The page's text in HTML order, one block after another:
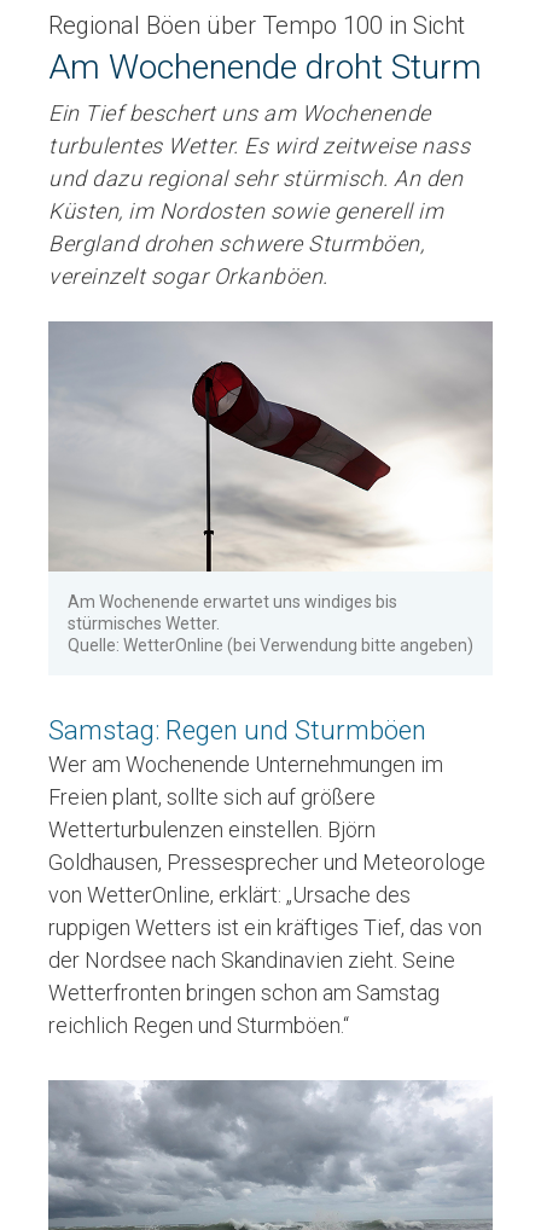
Regional Böen über Tempo 100 in Sicht
Am Wochenende droht Sturm
Ein Tief beschert uns am Wochenende
turbulentes Wetter. Es wird zeitweise nass
und dazu regional sehr stürmisch. An den
Küsten, im Nordosten sowie generell im
Bergland drohen schwere Sturmböen,
vereinzelt sogar Orkanböen.
Am Wochenende erwartet uns windiges bis
stürmisches Wetter.
Quelle: WetterOnline (bei Verwendung bitte angeben)
Samstag: Regen und Sturmböen
Wer am Wochenende Unternehmungen im
Freien plant, sollte sich auf größere
Wetterturbulenzen einstellen. Björn
Goldhausen, Pressesprecher und Meteorologe
von WetterOnline, erklärt: „Ursache des
ruppigen Wetters ist ein kräftiges Tief, das von
der Nordsee nach Skandinavien zieht. Seine
Wetterfronten bringen schon am Samstag
reichlich Regen und Sturmböen.“